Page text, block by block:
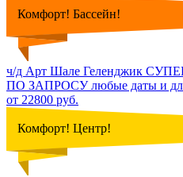
Комфорт! Бассейн!
ч/д Арт Шале Геленджик
ПО ЗАПРОСУ любые даты и
от 22800 руб.
Комфорт! Центр!